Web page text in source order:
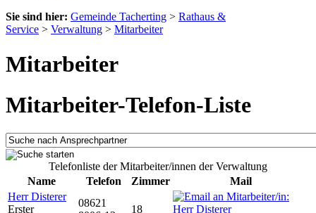
Sie sind hier: Gemeinde Tacherting > Rathaus &
Service > Verwaltung > Mitarbeiter
Mitarbeiter
Mitarbeiter-Telefon-Liste
Telefonliste der Mitarbeiter/innen der Verwaltung
Name
Telefon Zimmer
Mail
Herr Disterer
Erster
08621
18